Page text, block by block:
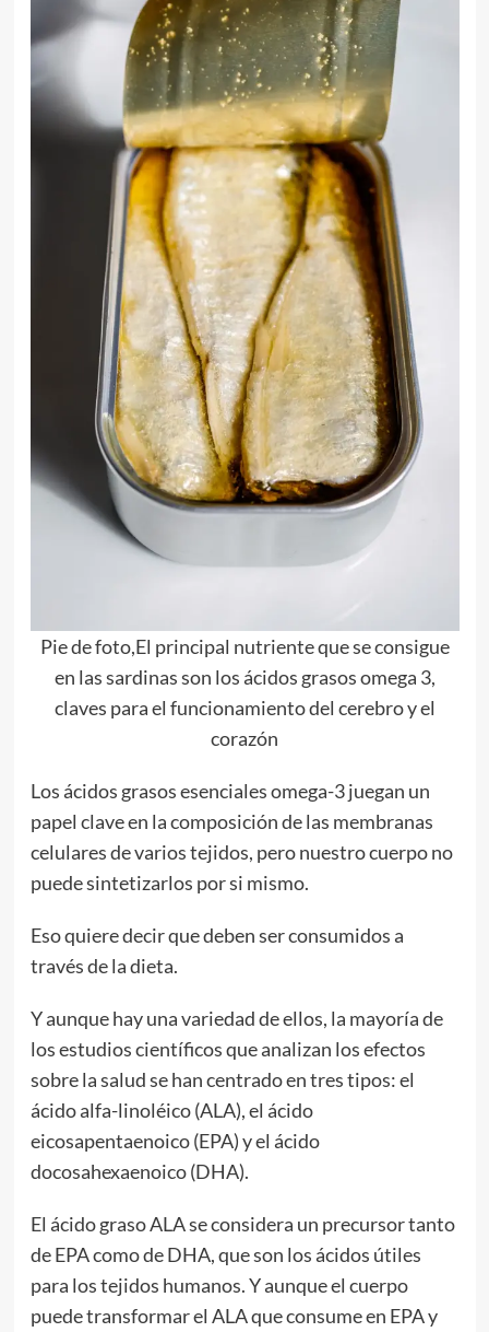
Pie de foto,El principal nutriente que se consigue
en las sardinas son los ácidos grasos omega 3,
claves para el funcionamiento del cerebro y el
corazón
Los ácidos grasos esenciales omega-3 juegan un
papel clave en la composición de las membranas
celulares de varios tejidos, pero nuestro cuerpo no
puede sintetizarlos por si mismo.
Eso quiere decir que deben ser consumidos a
través de la dieta.
Y aunque hay una variedad de ellos, la mayoría de
los estudios científicos que analizan los efectos
sobre la salud se han centrado en tres tipos: el
ácido alfa-linoléico (ALA), el ácido
eicosapentaenoico (EPA) y el ácido
docosahexaenoico (DHA).
El ácido graso ALA se considera un precursor tanto
de EPA como de DHA, que son los ácidos útiles
para los tejidos humanos. Y aunque el cuerpo
puede transformar el ALA que consume en EPA y